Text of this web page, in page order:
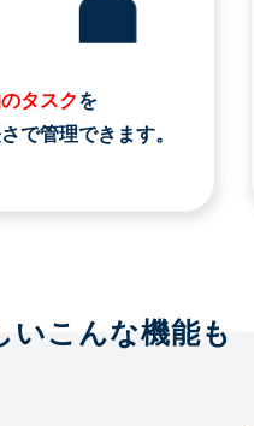
タスクを
で管理できます。
いこんな機能も